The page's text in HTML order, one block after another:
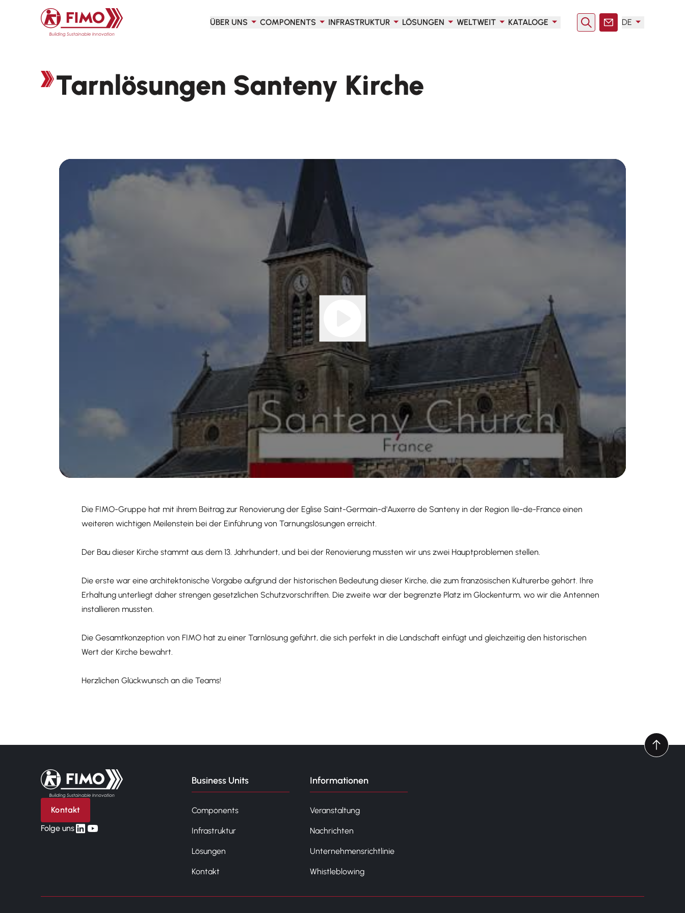
Zurück zur Startseite
ÜBER UNS
COMPONENTS INFRASTRUKTUR LÖSUNGEN WELTWEIT KATALOGE SucheKontakt
DE
Tarnlösungen Santeny Kirche
Die FIMO-Gruppe hat mit ihrem Beitrag zur Renovierung der Eglise Saint-Germain-d'Auxerre de Santeny in der Region Ile-de-France einen
weiteren wichtigen Meilenstein bei der Einführung von Tarnungslösungen erreicht.
Der Bau dieser Kirche stammt aus dem 13. Jahrhundert, und bei der Renovierung mussten wir uns zwei Hauptproblemen stellen.
Die erste war eine architektonische Vorgabe aufgrund der historischen Bedeutung dieser Kirche, die zum französischen Kulturerbe gehört. Ihre
Erhaltung unterliegt daher strengen gesetzlichen Schutzvorschriften. Die zweite war der begrenzte Platz im Glockenturm, wo wir die Antennen
installieren mussten.
Die Gesamtkonzeption von FIMO hat zu einer Tarnlösung geführt, die sich perfekt in die Landschaft einfügt und gleichzeitig den historischen
Wert der Kirche bewahrt.
Herzlichen Glückwunsch an die Teams!
Zurück zur Startseite
Kontakt
Folge unslinkedin
yt
Business Units
Components
Infrastruktur
Lösungen
Kontakt
Informationen
Veranstaltung
Nachrichten
Unternehmensrichtlinie
Whistleblowing